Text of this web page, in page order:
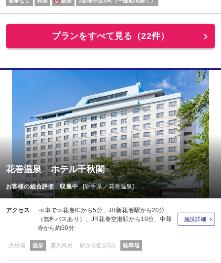
プランをすべて見る（22件）
花巻温泉 ホテル千秋閣
お客様の総合評価 収集中 [岩手県／花巻温泉]
アクセス
≪車で≫花巻ICから5分、JR新花巻駅から20分
（無料バスあり）、JR花巻空港駅から10分、中尊
寺から約50分
施設詳細
大浴場 温泉 露天風呂 駅から徒歩5分 駐車場